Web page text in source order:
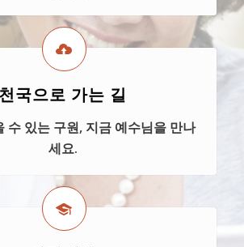
천국으로 가는 길
수 있는 구원, 지금 예수님을 만나
세요.